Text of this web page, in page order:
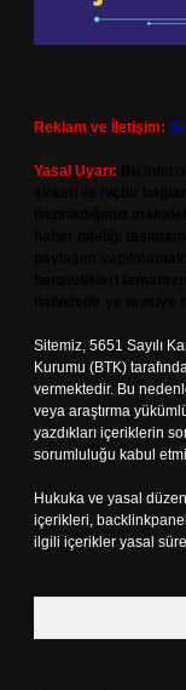
Reklam ve İletişim:
Yasal Uyarı:
Sitemiz, 5651 Sayılı
Kurumu (BTK)
vermektedir. Bu
veya araştırma
yazdıkları içeriklerin
sorumluluğu kabul
Hukuka ve yasal
içerikleri,
ilgili içerikler yasal